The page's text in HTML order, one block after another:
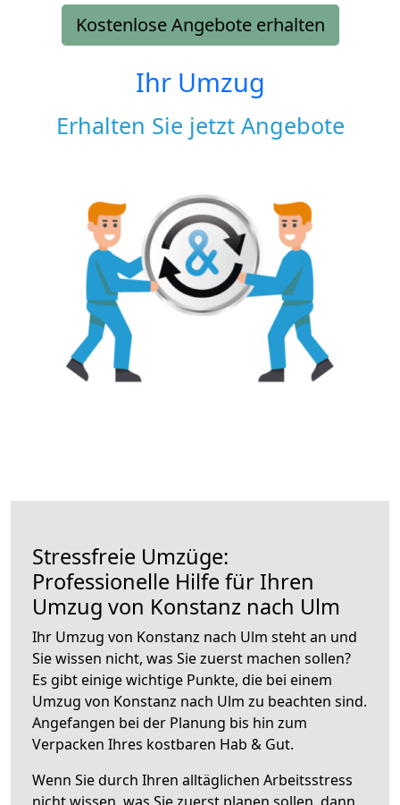
Kostenlose Angebote erhalten
Ihr Umzug
Erhalten Sie jetzt Angebote
Stressfreie Umzüge:
Professionelle Hilfe für Ihren
Umzug von Konstanz nach Ulm
Ihr Umzug von Konstanz nach Ulm steht an und
Sie wissen nicht, was Sie zuerst machen sollen?
Es gibt einige wichtige Punkte, die bei einem
Umzug von Konstanz nach Ulm zu beachten sind.
Angefangen bei der Planung bis hin zum
Verpacken Ihres kostbaren Hab & Gut.
Wenn Sie durch Ihren alltäglichen Arbeitsstress